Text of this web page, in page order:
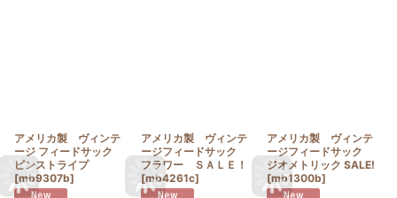
アメリカ製 ヴィンテ
ージ フィードサック
ピンストライプ
[mb9307b]
アメリカ製 ヴィンテ
ージフィードサック
フラワー ＳＡＬＥ！
[mb4261c]
アメリカ製 ヴィンテ
ージフィードサック
ジオメトリック SALE!
[mb1300b]